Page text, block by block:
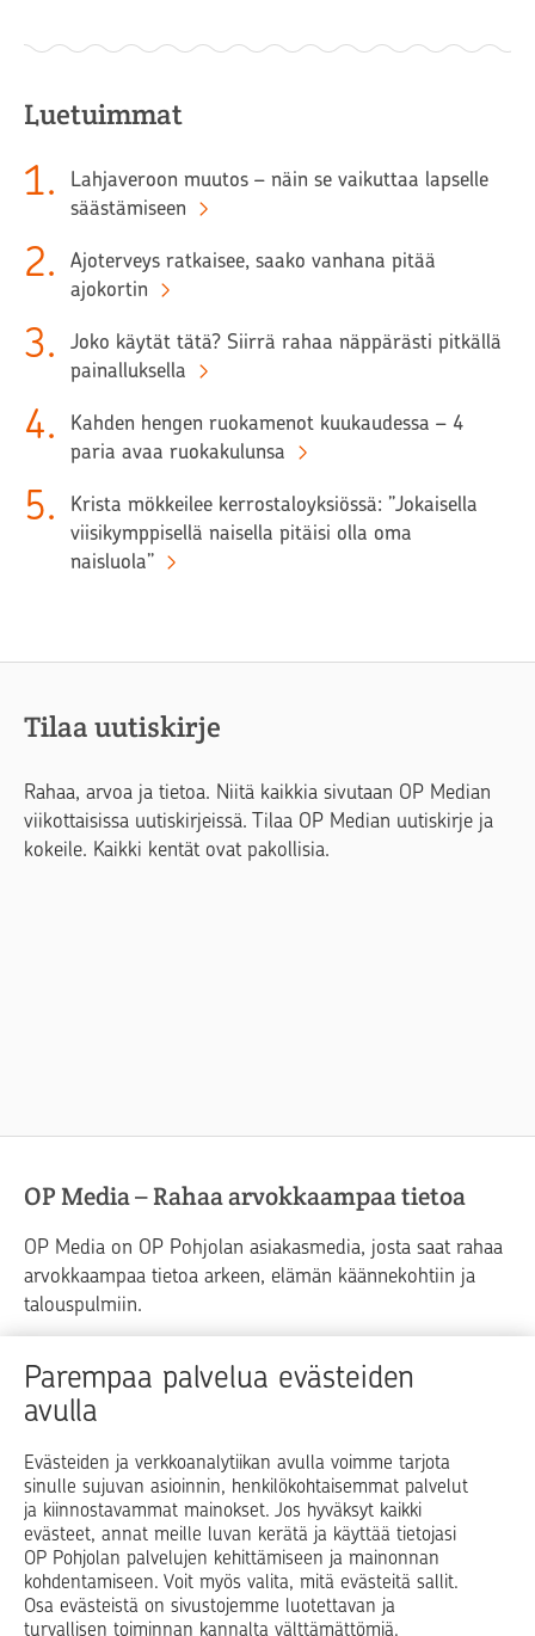
Parempaa palvelua evästeiden
avulla
Evästeiden ja verkkoanalytiikan avulla voimme tarjota
sinulle sujuvan asioinnin, henkilökohtaisemmat palvelut
ja kiinnostavammat mainokset. Jos hyväksyt kaikki
evästeet, annat meille luvan kerätä ja käyttää tietojasi
OP Pohjolan palvelujen kehittämiseen ja mainonnan
kohdentamiseen. Voit myös valita, mitä evästeitä sallit.
Osa evästeistä on sivustojemme luotettavan ja
turvallisen toiminnan kannalta välttämättömiä.
Luetuimmat
1.
Lahjaveroon muutos – näin se vaikuttaa lapselle
säästämiseen
2.
Ajoterveys ratkaisee, saako vanhana pitää
ajokortin
3.
Joko käytät tätä? Siirrä rahaa näppärästi pitkällä
painalluksella
4.
Kahden hengen ruokamenot kuukaudessa – 4
paria avaa ruokakulunsa
5.
Krista mökkeilee kerrostaloyksiössä: ”Jokaisella
viisikymppisellä naisella pitäisi olla oma
naisluola”
Tilaa uutiskirje
Rahaa, arvoa ja tietoa. Niitä kaikkia sivutaan OP Median
viikottaisissa uutiskirjeissä. Tilaa OP Median uutiskirje ja
kokeile. Kaikki kentät ovat pakollisia.
OP Media – Rahaa arvokkaampaa tietoa
OP Media on OP Pohjolan asiakasmedia, josta saat rahaa
arvokkaampaa tietoa arkeen, elämän käännekohtiin ja
talouspulmiin.
Raha Elämä
Yrityselämä
Blogit ja puheenvuorot
Op.fi OP Koti Pohjola Vahinkoapu
Facebook
X LinkedInInstagram